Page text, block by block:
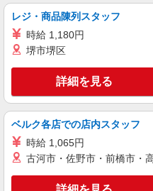
派遣社員
株式会社kotrio /●SZ-H-1990657
＜焼津＞小
勤務≫≪夕
時給1500
通費全支給(
焼津市内
キープ
派遣社員
レジ・商品陳列スタッフ
時給 1,180円
堺市堺区
詳細を見る
ベルク各店での店内スタッフ
時給 1,065円
古河市・佐野市・前橋市・